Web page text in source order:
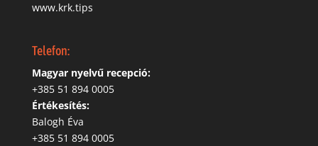
www.krk.tips
Telefon:
Magyar nyelvű recepció:
‭+385 51 894 0005
Értékesítés:
Balogh Éva
+385 51 894 0005